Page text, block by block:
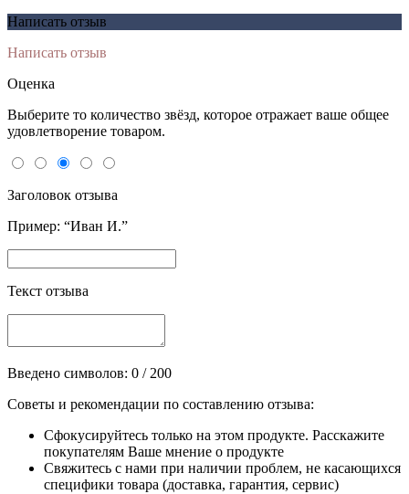
Написать отзыв
Написать отзыв
Оценка
Выберите то количество звёзд, которое отражает ваше общее
удовлетворение товаром.
Заголовок отзыва
Пример: “Иван И.”
Текст отзыва
Введено символов: 0 / 200
Советы и рекомендации по составлению отзыва:
Сфокусируйтесь только на этом продукте. Расскажите
покупателям Ваше мнение о продукте
Свяжитесь с нами при наличии проблем, не касающихся
специфики товара (доставка, гарантия, сервис)